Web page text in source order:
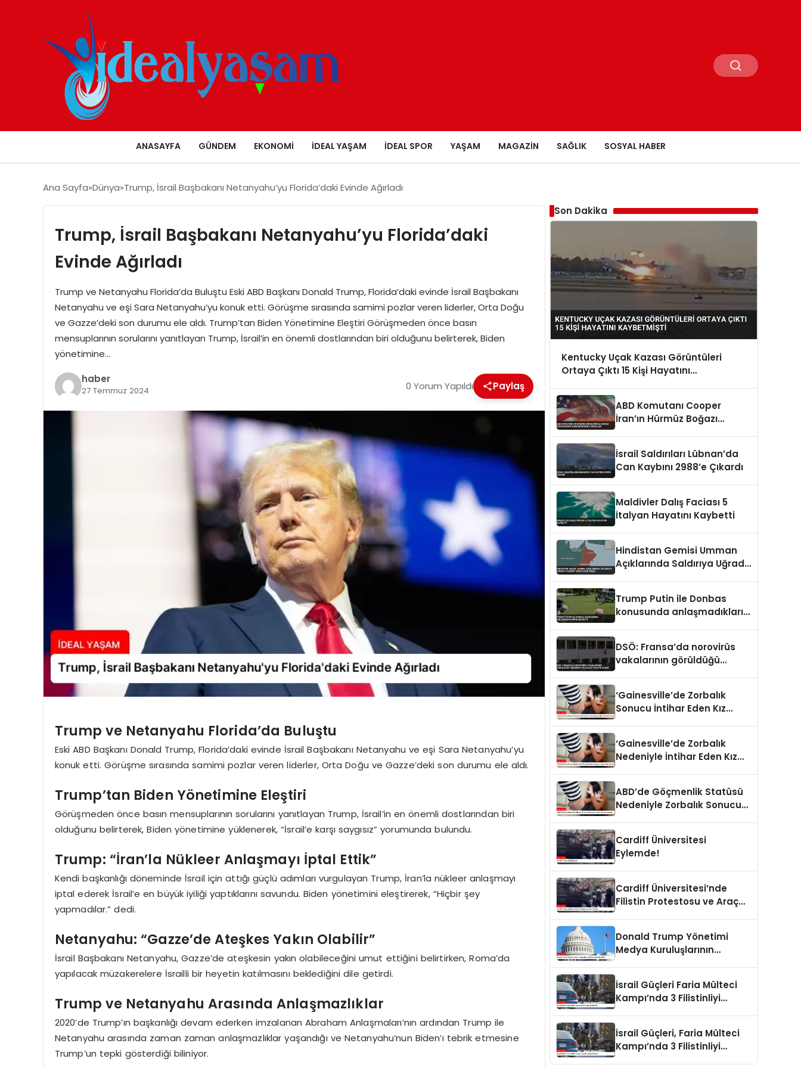
ANASAYFA GÜNDEM EKONOMI İDEAL YAŞAM İDEAL SPOR YAŞAM MAGAZIN SAĞLIK SOSYAL HABER
Ana Sayfa Dünya Trump, İsrail Başbakanı Netanyahu’yu Florida’daki Evinde Ağırladı
Trump, İsrail Başbakanı Netanyahu’yu Florida’daki
Evinde Ağırladı
Trump ve Netanyahu Florida’da Buluştu Eski ABD Başkanı Donald Trump, Florida’daki evinde İsrail Başbakanı
Netanyahu ve eşi Sara Netanyahu’yu konuk etti. Görüşme sırasında samimi pozlar veren liderler, Orta Doğu
ve Gazze’deki son durumu ele aldı. Trump’tan Biden Yönetimine Eleştiri Görüşmeden önce basın
mensuplarının sorularını yanıtlayan Trump, İsrail’in en önemli dostlarından biri olduğunu belirterek, Biden
yönetimine…
haber
27 Temmuz 2024 0 Yorum Yapıldı Paylaş
Trump ve Netanyahu Florida’da Buluştu
Eski ABD Başkanı Donald Trump, Florida’daki evinde İsrail Başbakanı Netanyahu ve eşi Sara Netanyahu’yu
konuk etti. Görüşme sırasında samimi pozlar veren liderler, Orta Doğu ve Gazze’deki son durumu ele aldı.
Trump’tan Biden Yönetimine Eleştiri
Görüşmeden önce basın mensuplarının sorularını yanıtlayan Trump, İsrail’in en önemli dostlarından biri
olduğunu belirterek, Biden yönetimine yüklenerek, “İsrail’e karşı saygısız” yorumunda bulundu.
Trump: “İran’la Nükleer Anlaşmayı İptal Ettik”
Kendi başkanlığı döneminde İsrail için attığı güçlü adımları vurgulayan Trump, İran’la nükleer anlaşmayı
iptal ederek İsrail’e en büyük iyiliği yaptıklarını savundu. Biden yönetimini eleştirerek, “Hiçbir şey
yapmadılar.” dedi.
Netanyahu: “Gazze’de Ateşkes Yakın Olabilir”
İsrail Başbakanı Netanyahu, Gazze’de ateşkesin yakın olabileceğini umut ettiğini belirtirken, Roma’da
yapılacak müzakerelere İsrailli bir heyetin katılmasını beklediğini dile getirdi.
Trump ve Netanyahu Arasında Anlaşmazlıklar
2020’de Trump’ın başkanlığı devam ederken imzalanan Abraham Anlaşmaları’nın ardından Trump ile
Netanyahu arasında zaman zaman anlaşmazlıklar yaşandığı ve Netanyahu’nun Biden’ı tebrik etmesine
Trump’un tepki gösterdiği biliniyor.
Son Dakika
Kentucky Uçak Kazası Görüntüleri
Ortaya Çıktı 15 Kişi Hayatını
ABD Komutanı Cooper
İran’ın Hürmüz Boğazı
İsrail Saldırıları Lübnan’da
Can Kaybını 2988’e Çıkardı
Maldivler Dalış Faciası 5
İtalyan Hayatını Kaybetti
Hindistan Gemisi Umman
Açıklarında Saldırıya Uğradı
Trump Putin ile Donbas
konusunda anlaşmadıklarını
DSÖ: Fransa’da norovirüs
vakalarının görüldüğü
‘Gainesville’de Zorbalık
Sonucu İntihar Eden Kız
‘Gainesville’de Zorbalık
Nedeniyle İntihar Eden Kız
ABD’de Göçmenlik Statüsü
Nedeniyle Zorbalık Sonucu
Cardiff Üniversitesi
Eylemde!
Cardiff Üniversitesi’nde
Filistin Protestosu ve Araç
Donald Trump Yönetimi
Medya Kuruluşlarının
İsrail Güçleri Faria Mülteci
Kampı’nda 3 Filistinliyi
İsrail Güçleri, Faria Mülteci
Kampı’nda 3 Filistinliyi